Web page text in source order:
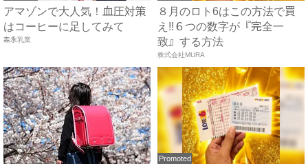
アマゾンで大人気！血圧対策
はコーヒーに足してみて
森永乳業
８月のロト6はこの方法で買
え!!６つの数字が『完全一
致』する方法
株式会社MURA
Promoted